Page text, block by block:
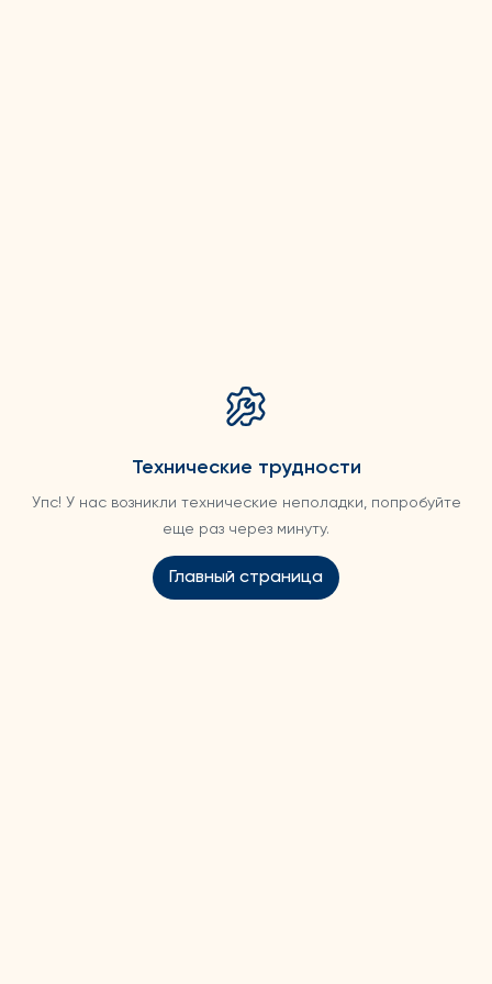
Технические трудности
Упс! У нас возникли технические неполадки, попробуйте
еще раз через минуту.
Главный страница